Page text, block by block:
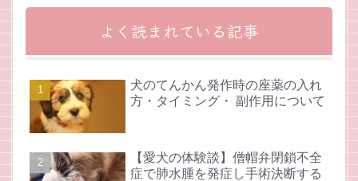
よく読まれている記事
犬のてんかん発作時の座薬の入れ
方・タイミング・ 副作用について
【愛犬の体験談】僧帽弁閉鎖不全
症で肺水腫を発症し手術決断する